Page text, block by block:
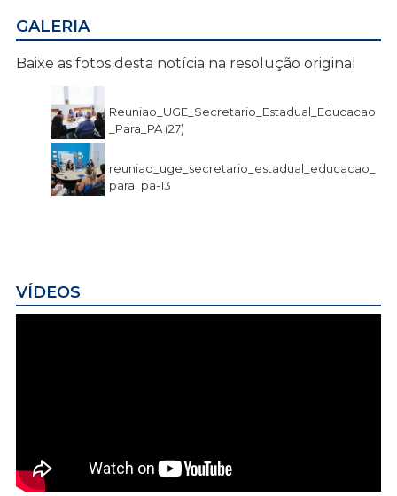
GALERIA
Baixe as fotos desta notícia na resolução original
Reuniao_UGE_Secretario_Estadual_Educacao
_Para_PA (27)
reuniao_uge_secretario_estadual_educacao_
para_pa-13
VÍDEOS